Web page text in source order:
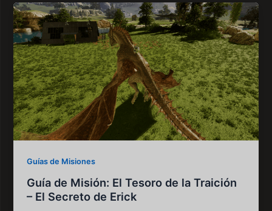
Guías de Misiones
Guía de Misión: El Tesoro de la Traición
– El Secreto de Erick